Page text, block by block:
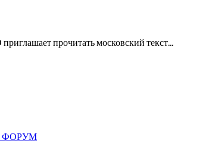
прочитать московский текст...
ФОРУМ